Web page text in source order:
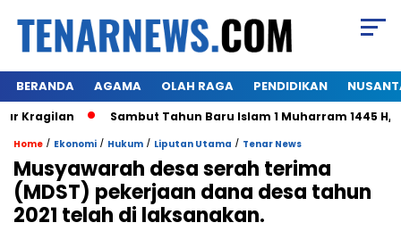
BERANDA AGAMA OLAH RAGA PENDIDIKAN
Sambut Tahun Baru Islam 1 Muharram 1445
Home / Ekonomi / Hukum / Liputan Utama / Tenar News
Musyawarah desa serah terima
(MDST) pekerjaan dana desa tahun
2021 telah di laksanakan.